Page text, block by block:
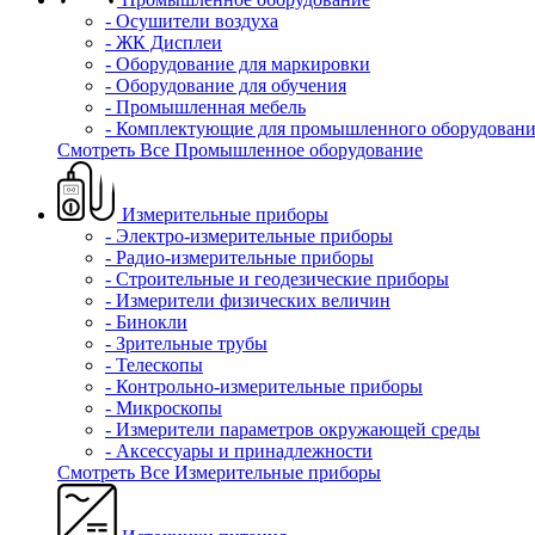
- Осушители воздуха
- ЖК Дисплеи
- Оборудование для маркировки
- Оборудование для обучения
- Промышленная мебель
- Комплектующие для промышленного
Смотреть Все Промышленное оборудование
Измерительные приборы
- Электро-измерительные приборы
- Радио-измерительные приборы
- Строительные и геодезические приборы
- Измерители физических величин
- Бинокли
- Зрительные трубы
- Телескопы
- Контрольно-измерительные приборы
- Микроскопы
- Измерители параметров окружающей среды
- Аксессуары и принадлежности
Смотреть Все Измерительные приборы